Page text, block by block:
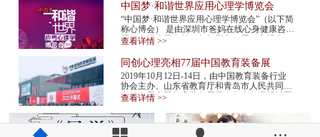
中国梦·和谐世界应用心理学博览会
“中国梦·和谐世界应用心理学博览会”（以下简
称心博会） 是由深圳市爸妈在线心身健康咨询
股份有限公司发起，每年举办一届。心博会，
查看详情 >>
同创心理亮相77届中国教育装备展
2019年10月12日-14日，由中国教育装备行业
协会主办、山东省教育厅和青岛市人民共同承
办的77届中国教育装备展示会在青岛世博城国
应邀...
查看详情 >>